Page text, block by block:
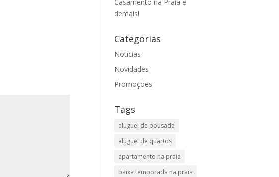
demais!
Categorias
Notícias
Novidades
Promoções
Tags
aluguel de pousada
aluguel de quartos
apartamento na praia
baixa temporada na praia